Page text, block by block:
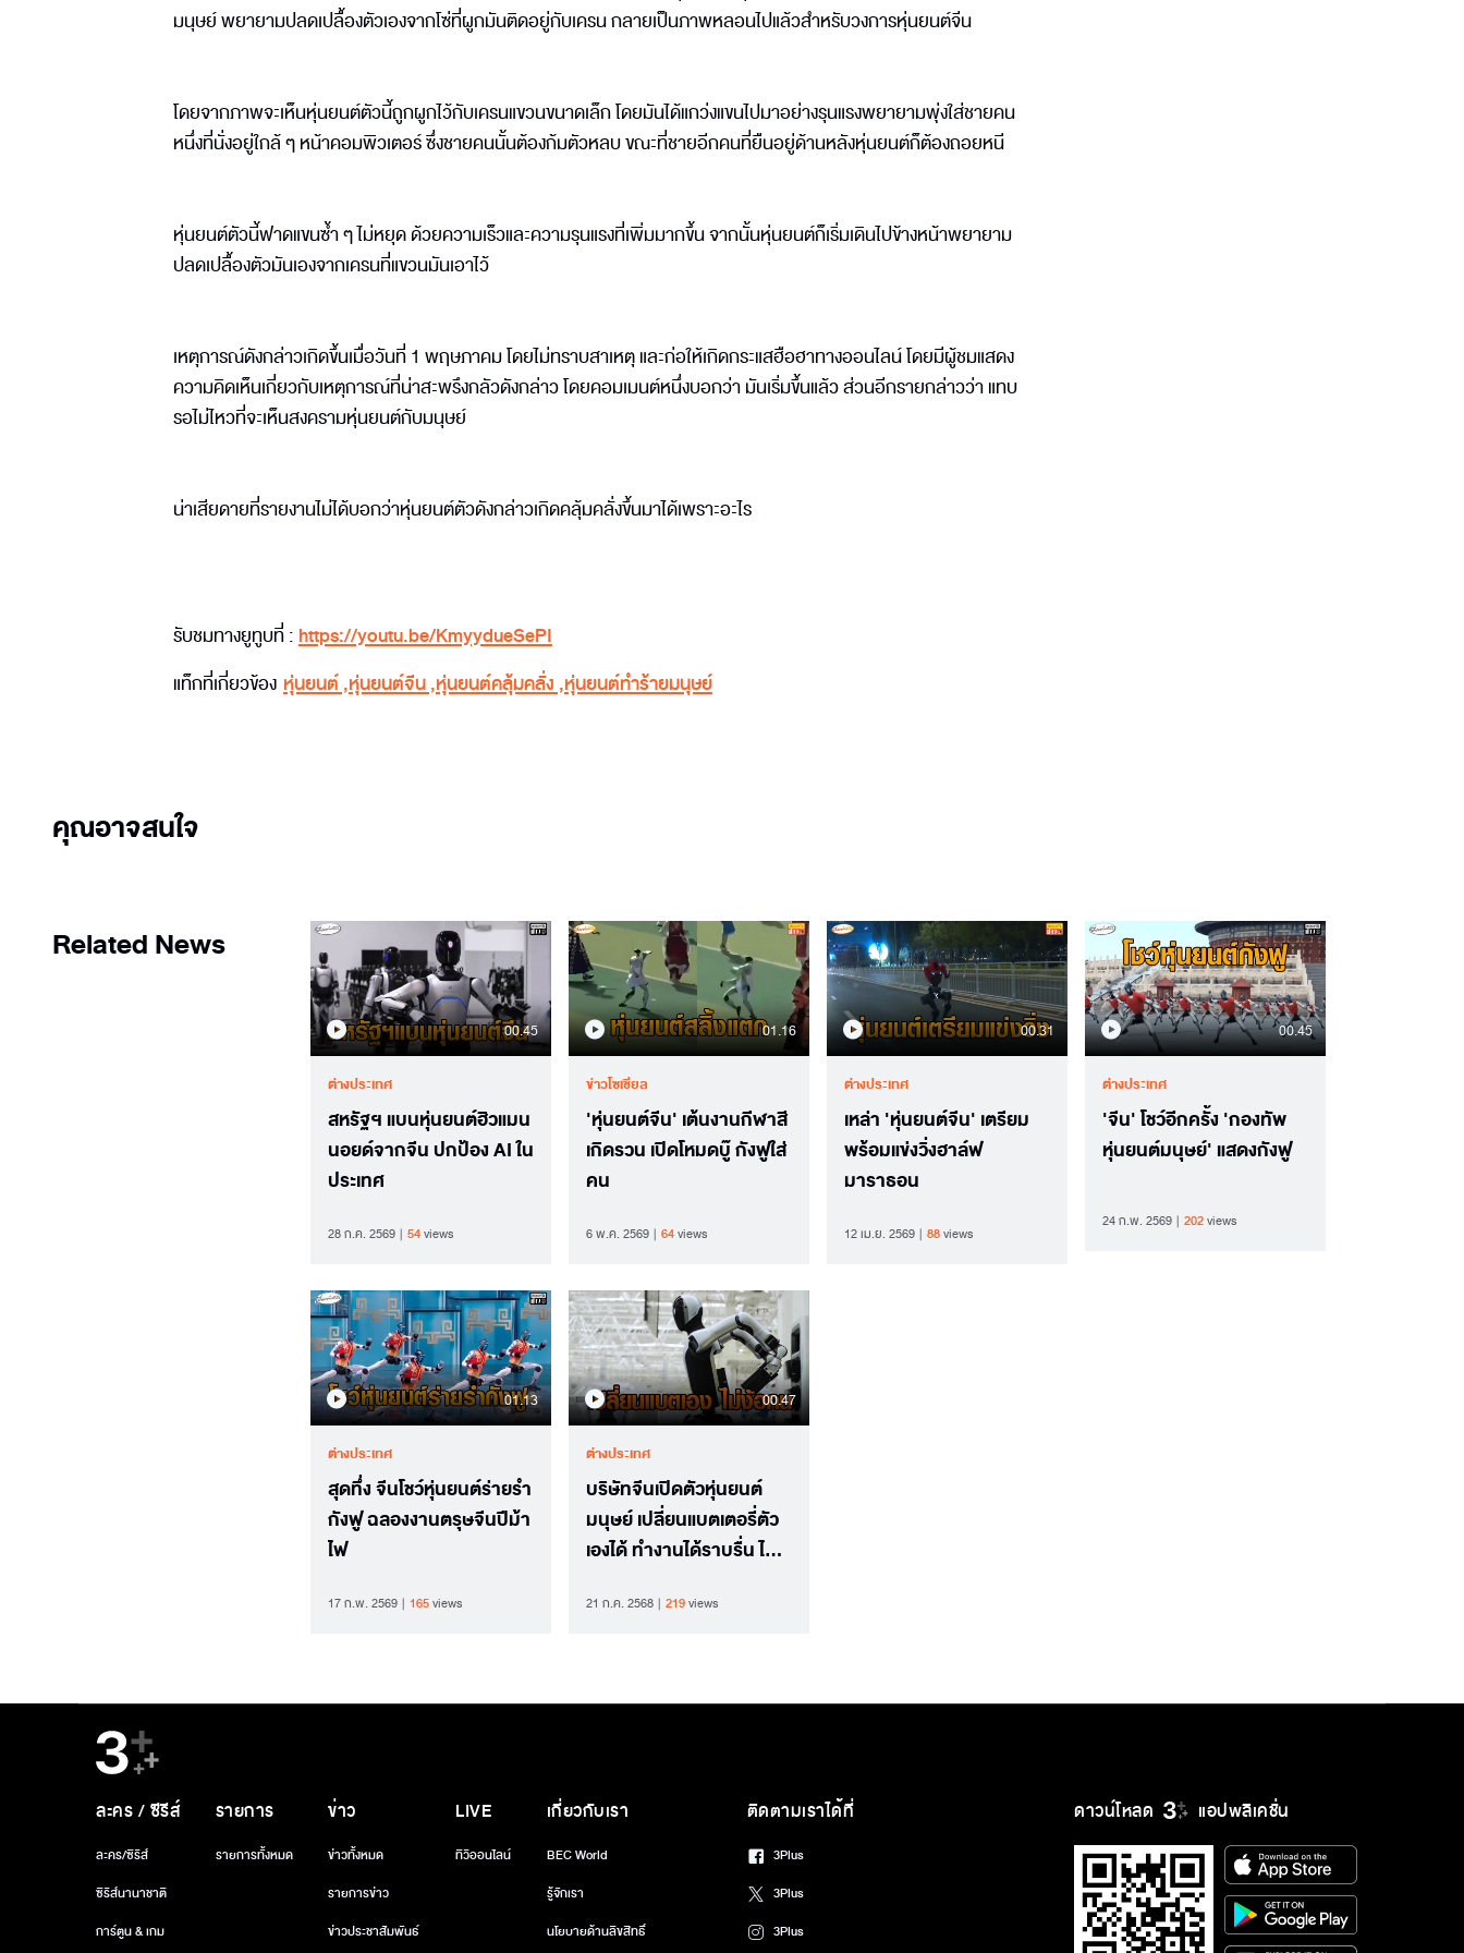
มนุษย์ พยายามปลดเปลื้องตัวเองจากโซ่ที่ผูกมันติดอยู่กับเครน กลายเป็นภาพหลอนไปแล้วสำหรับวงการหุ่นยนต์จีน
โดยจากภาพจะเห็นหุ่นยนต์ตัวนี้ถูกผูกไว้กับเครนแขวนขนาดเล็ก โดยมันได้แกว่งแขนไปมาอย่างรุนแรงพยายามพุ่งใส่ชายคน
หนึ่งที่นั่งอยู่ใกล้ ๆ หน้าคอมพิวเตอร์ ซึ่งชายคนนั้นต้องก้มตัวหลบ ขณะที่ชายอีกคนที่ยืนอยู่ด้านหลังหุ่นยนต์ก็ต้องถอยหนี
หุ่นยนต์ตัวนี้ฟาดแขนซ้ำ ๆ ไม่หยุด ด้วยความเร็วและความรุนแรงที่เพิ่มมากขึ้น จากนั้นหุ่นยนต์ก็เริ่มเดินไปข้างหน้าพยายาม
ปลดเปลื้องตัวมันเองจากเครนที่แขวนมันเอาไว้
เหตุการณ์ดังกล่าวเกิดขึ้นเมื่อวันที่ 1 พฤษภาคม โดยไม่ทราบสาเหตุ และก่อให้เกิดกระแสฮือฮาทางออนไลน์ โดยมีผู้ชมแสดง
ความคิดเห็นเกี่ยวกับเหตุการณ์ที่น่าสะพรึงกลัวดังกล่าว โดยคอมเมนต์หนึ่งบอกว่า มันเริ่มขึ้นแล้ว ส่วนอีกรายกล่าวว่า แทบ
รอไม่ไหวที่จะเห็นสงครามหุ่นยนต์กับมนุษย์
น่าเสียดายที่รายงานไม่ได้บอกว่าหุ่นยนต์ตัวดังกล่าวเกิดคลุ้มคลั่งขึ้นมาได้เพราะอะไร
รับชมทางยูทูบที่ : https://youtu.be/KmyydueSePI
แท็กที่เกี่ยวข้อง หุ่นยนต์,หุ่นยนต์จีน,หุ่นยนต์คลุ้มคลั่ง ,หุ่นยนต์ทำร้ายมนุษย์
คุณอาจสนใจ
Related News
00.45
ต่างประเทศ
สหรัฐฯ แบนหุ่นยนต์ฮิวแมน
นอยด์จากจีน ปกป้อง AI ใน
ประเทศ
28 ก.ค. 2569 54views
01.16
ข่าวโซเชียล
'หุ่นยนต์จีน' เต้นงานกีฬาสี
เกิดรวน เปิดโหมดบู๊ กังฟูใส่
คน
6 พ.ค. 2569 64views
00.31
ต่างประเทศ
เหล่า 'หุ่นยนต์จีน' เตรียม
พร้อมแข่งวิ่งฮาล์ฟ
มาราธอน
12 เม.ย. 2569 88views
00.45
ต่างประเทศ
'จีน' โชว์อีกครั้ง 'กองทัพ
หุ่นยนต์มนุษย์' แสดงกังฟู
24 ก.พ. 2569 202views
01.13
ต่างประเทศ
สุดทึ่ง จีนโชว์หุ่นยนต์ร่ายรำ
กังฟู ฉลองงานตรุษจีนปีม้า
ไฟ
17 ก.พ. 2569 165views
00.47
ต่างประเทศ
บริษัทจีนเปิดตัวหุ่นยนต์
มนุษย์ เปลี่ยนแบตเตอรี่ตัว
เองได้ ทำงานได้ราบรื่น ไม่
21 ก.ค. 2568 219views
ดาวน์โหลด แอปพลิเคชั่น
ละคร / ซีรีส์
ละคร/ซีรีส์
ซีรีส์นานาชาติ
การ์ตูน & เกม
รายการ
รายการทั้งหมด
ข่าว
ข่าวทั้งหมด
รายการข่าว
ข่าวประชาสัมพันธ์
LIVE
ทีวีออนไลน์
เกี่ยวกับเรา
BEC World
รู้จักเรา
นโยบายด้านลิขสิทธิ์
ติดตามเราได้ที่
3Plus
3Plus
3Plus